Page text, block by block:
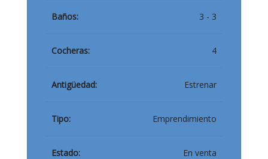
Baños: 3 - 3
Cocheras: 4
Antigüedad: Estrenar
Tipo: Emprendimiento
Estado: En venta